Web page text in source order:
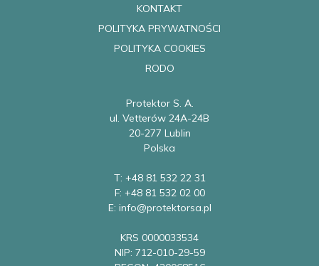
KONTAKT
POLITYKA PRYWATNOŚCI
POLITYKA COOKIES
RODO
Protektor S. A.
ul. Vetterów 24A-24B
20-277 Lublin
Polska
T: +48 81 532 22 31
F: +48 81 532 02 00
E: info@protektorsa.pl
KRS 0000033534
NIP: 712-010-29-59